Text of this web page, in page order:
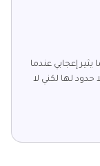
إعجابي عندما
حدود لها لكني لا